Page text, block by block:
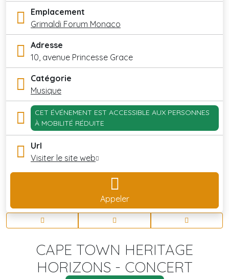
Emplacement
Grimaldi Forum Monaco
Adresse
10, avenue Princesse Grace
Catégorie
Musique
CET ÉVÉNEMENT EST ACCESSIBLE AUX PERSONNES
À MOBILITÉ RÉDUITE
Url
Visiter le site web
Appeler
CAPE TOWN HERITAGE
HORIZONS - CONCERT